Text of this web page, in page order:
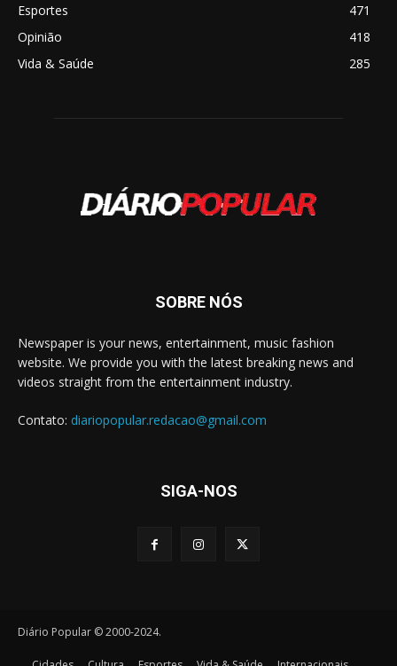
Esportes
471
Opinião
418
Vida & Saúde
285
SOBRE NÓS
Newspaper is your news, entertainment, music fashion
website. We provide you with the latest breaking news and
videos straight from the entertainment industry.
Contato: diariopopular.redacao@gmail.com
SIGA-NOS
Diário Popular © 2000-2024.